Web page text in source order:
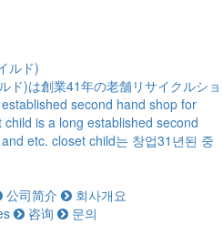
ド)は創業41年の老舗リサイクルショ
second hand shop for
child is a long established second
etc. closet child는 창업31년된 중
公司简介
회사개요
咨询 문의